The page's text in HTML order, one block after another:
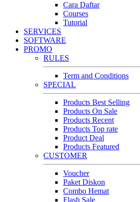
Cara Daftar
Courses
Tutorial
SERVICES
SOFTWARE
PROMO
RULES
Term and Conditions
SPECIAL
Products Best Selling
Products On Sale
Products Recent
Products Top rate
Product Deal
Products Featured
CUSTOMER
Voucher
Paket Diskon
Combo Hemat
Flash Sale